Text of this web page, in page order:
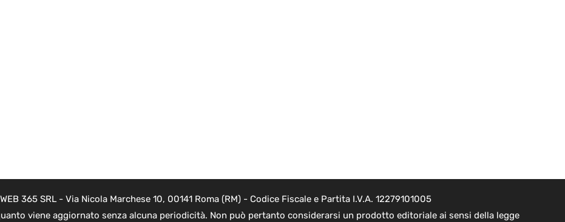
365 SRL - Via Nicola Marchese 10, 00141 Roma (RM) - Codice Fiscale e Partita I.V.A. 12279101005
viene aggiornato senza alcuna periodicità. Non può pertanto considerarsi un prodotto editoriale ai sensi della legge